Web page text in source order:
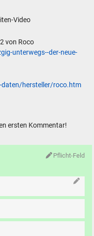
Video
von Roco
unterwegs--der-neue-
hersteller/roco.htm
ersten Kommentar!
Pflicht-Feld